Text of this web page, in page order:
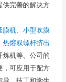
供完善的解决方
膜机、 小型吹膜
热熔双螺杆挤出
炼机等。公司的
，可应用于配方
导、技工和学生